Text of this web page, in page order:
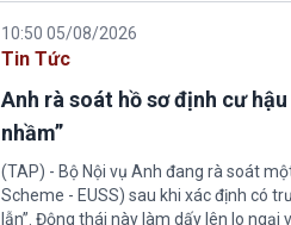
10:50 05/08/2026
Tin Tức
Anh rà soát hồ sơ định cư
nhầm”
(TAP) - Bộ Nội vụ Anh đang rà soát
Scheme - EUSS) sau khi xác định có
lẫn”. Động thái này làm dấy lên lo